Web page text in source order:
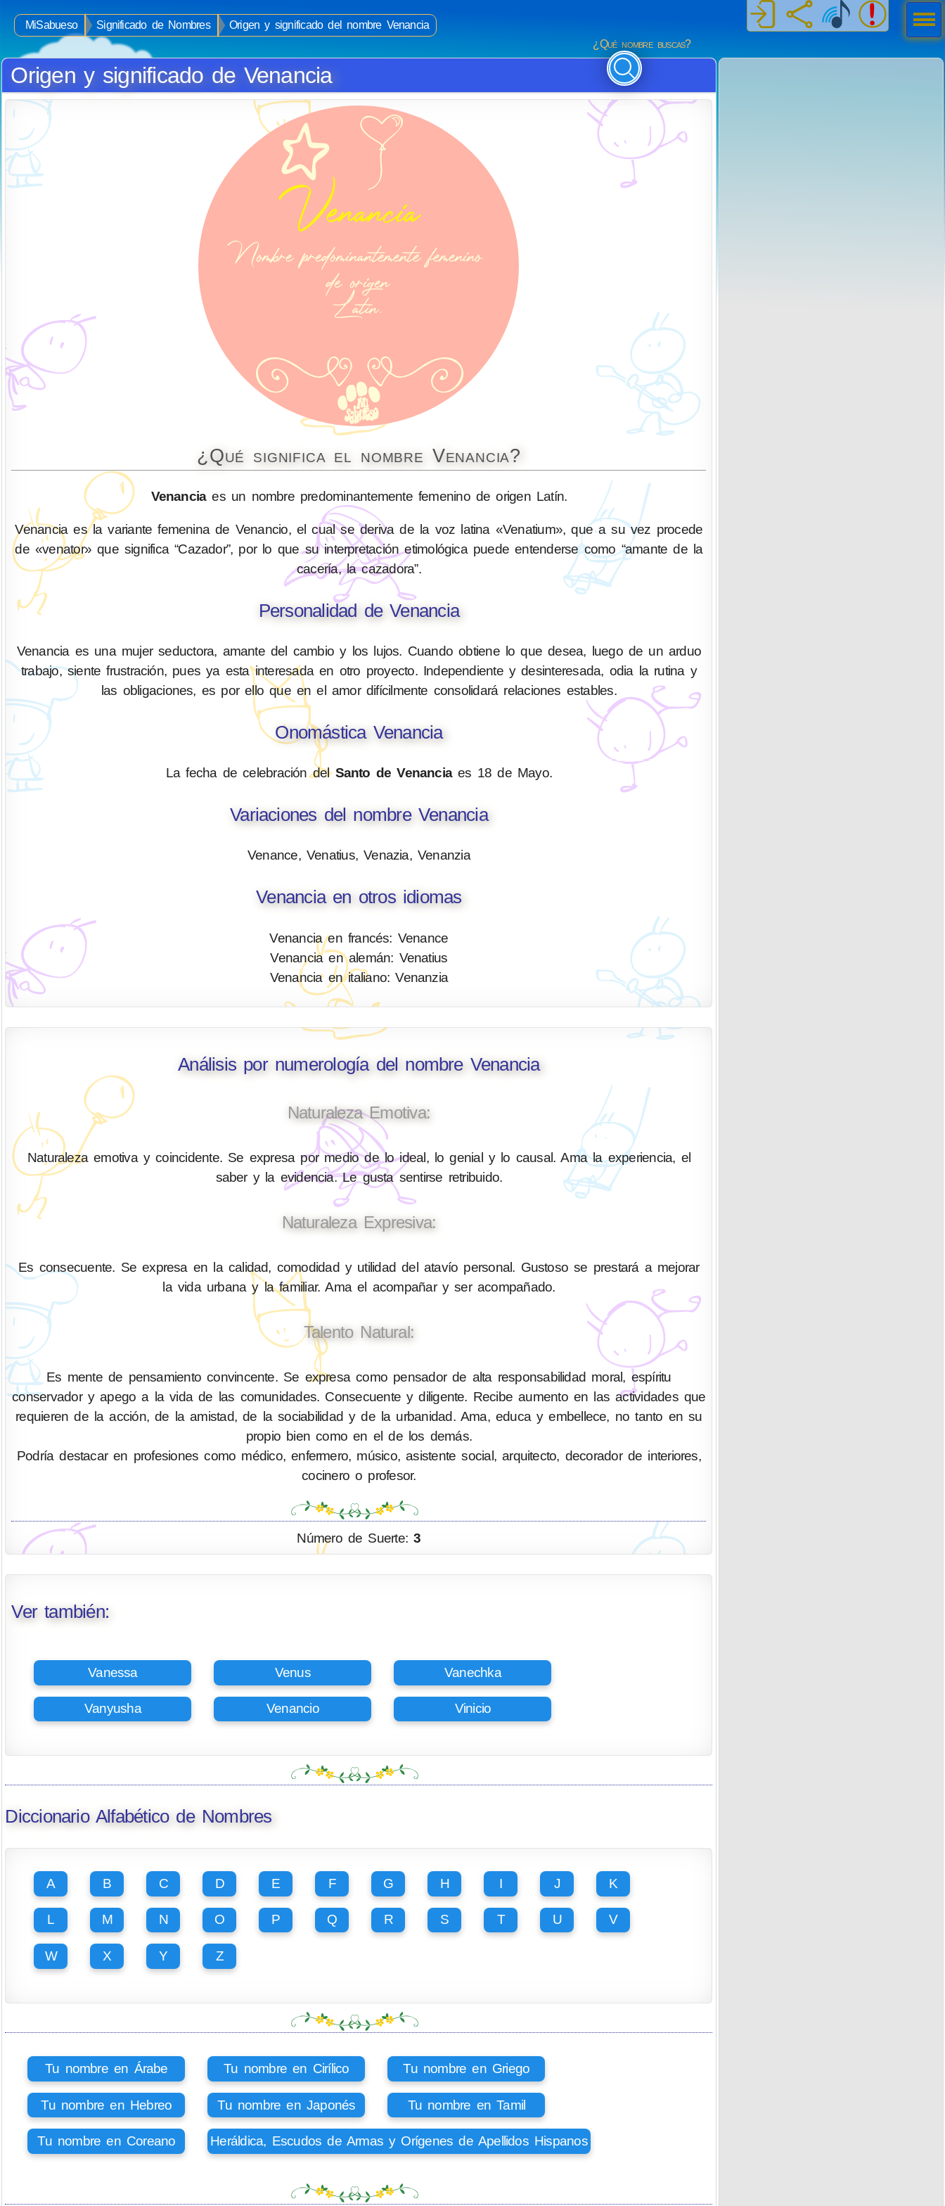
MiSabueso Significado de Nombres
Origen y significado del nombre Venancia
¿Qué nombre buscas?
Origen y significado de Venancia
¿Qué significa el nombre Venancia?
Venanciaes un nombre predominantemente femenino de origen Latín.
Venancia es la variante femenina de Venancio, el cual se deriva de la voz latina «Venatium», que a su vez procede
de «venator» que significa “Cazador”, por lo que su interpretación etimológica puede entenderse como “amante de la
cacería, la cazadora”.
Personalidad de Venancia
Venancia es una mujer seductora, amante del cambio y los lujos. Cuando obtiene lo que desea, luego de un arduo
trabajo, siente frustración, pues ya esta interesada en otro proyecto. Independiente y desinteresada, odia la rutina y
las obligaciones, es por ello que en el amor difícilmente consolidará relaciones estables.
Onomástica Venancia
La fecha de celebración delSanto de Venanciaes 18 de Mayo.
Variaciones del nombre Venancia
Venance, Venatius, Venazia, Venanzia
Venancia en otros idiomas
Venancia en francés: Venance
Venancia en alemán: Venatius
Venancia en italiano: Venanzia
Análisis por numerología del nombre Venancia
Naturaleza Emotiva:
Naturaleza emotiva y coincidente. Se expresa por medio de lo ideal, lo genial y lo causal. Ama la experiencia, el
saber y la evidencia. Le gusta sentirse retribuido.
Naturaleza Expresiva:
Es consecuente. Se expresa en la calidad, comodidad y utilidad del atavío personal. Gustoso se prestará a mejorar
la vida urbana y la familiar. Ama el acompañar y ser acompañado.
Talento Natural:
Es mente de pensamiento convincente. Se expresa como pensador de alta responsabilidad moral, espíritu
conservador y apego a la vida de las comunidades. Consecuente y diligente. Recibe aumento en las actividades que
requieren de la acción, de la amistad, de la sociabilidad y de la urbanidad. Ama, educa y embellece, no tanto en su
propio bien como en el de los demás.
Podría destacar en profesiones como médico, enfermero, músico, asistente social, arquitecto, decorador de interiores,
cocinero o profesor.
Número de Suerte:3
Ver también:
Vanessa Venus Vanechka
Vanyusha Venancio Vinicio
Diccionario Alfabético de Nombres
A B C D E F G H I J K
L M N O P Q R S T U V
W X Y Z
Tu nombre en Árabe Tu nombre en Cirílico Tu nombre en Griego
Tu nombre en Hebreo Tu nombre en Japonés Tu nombre en Tamil
Tu nombre en Coreano Heráldica, Escudos de Armas y Orígenes de Apellidos Hispanos
Men
ú